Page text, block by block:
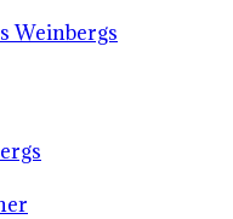
Weinbergs